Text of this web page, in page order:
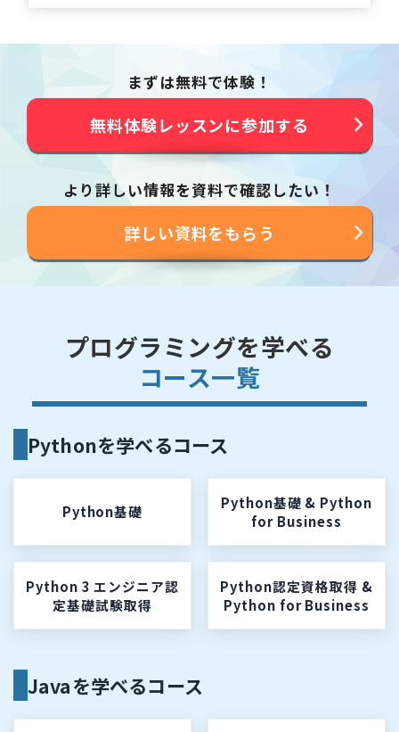
まずは無料で体験！
無料体験レッスンに参加する
より詳しい情報を資料で確認したい！
詳しい資料をもらう
プログラミングを学べる
コース一覧
Pythonを学べるコース
Python基礎
Python基礎 & Python
for Business
Python 3 エンジニア認
定基礎試験取得
Python認定資格取得 &
Python for Business
Javaを学べるコース